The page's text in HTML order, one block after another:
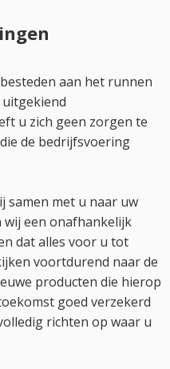
aan het runnen
u zich geen zorgen te
de bedrijfsvoering
samen met u naar uw
een onafhankelijk
dat alles voor u tot
voortdurend naar de
producten die hierop
goed verzekerd
richten op waar u